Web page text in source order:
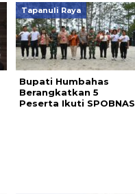
Tapanuli Raya
Bupati Humbahas
Berangkatkan 5
Peserta Ikuti SPOBNAS